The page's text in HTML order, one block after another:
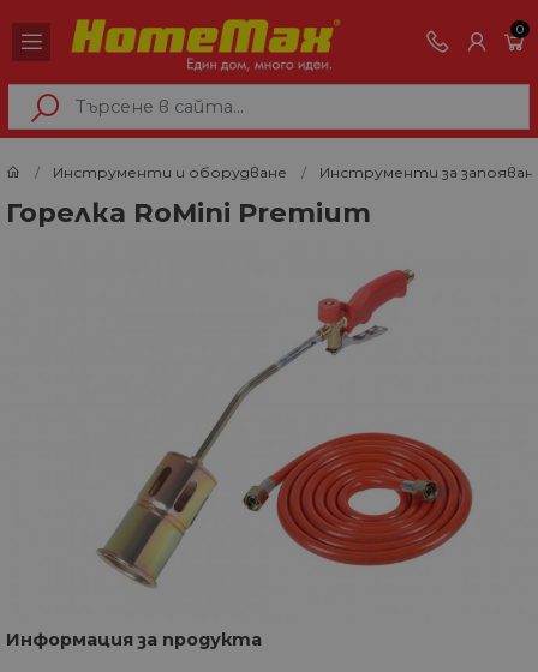
0
Инструменти и оборудване Инструменти за
Горелка RoMini Premium
Информация за продукта